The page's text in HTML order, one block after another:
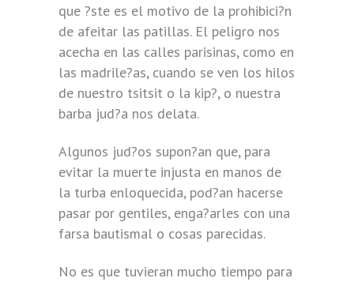
que ?ste es el motivo de la prohibici?n
de afeitar las patillas. El peligro nos
acecha en las calles parisinas, como en
las madrile?as, cuando se ven los hilos
de nuestro tsitsit o la kip?, o nuestra
barba jud?a nos delata.
Algunos jud?os supon?an que, para
evitar la muerte injusta en manos de
la turba enloquecida, pod?an hacerse
pasar por gentiles, enga?arles con una
farsa bautismal o cosas parecidas.
No es que tuvieran mucho tiempo para